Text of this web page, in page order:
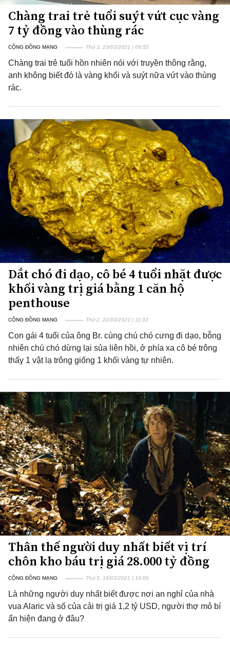
Chàng trai trẻ tuổi suýt vứt cục vàng
7 tỷ đồng vào thùng rác
CỘNG ĐỒNG MẠNG Thứ 3, 23/03/2021 | 09:55
Chàng trai trẻ tuổi hồn nhiên nói với truyền thông rằng,
anh không biết đó là vàng khối và suýt nữa vứt vào thùng
rác.
Dắt chó đi dạo, cô bé 4 tuổi nhặt được
khối vàng trị giá bằng 1 căn hộ
penthouse
CỘNG ĐỒNG MẠNG Thứ 2, 22/03/2021 | 11:33
Con gái 4 tuổi của ông Br. cùng chú chó cưng đi dạo, bỗng
nhiên chú chó dừng lại sủa liên hồi, ở phía xa cô bé trông
thấy 1 vật lạ trông giống 1 khối vàng tự nhiên.
Thân thế người duy nhất biết vị trí
chôn kho báu trị giá 28.000 tỷ đồng
CỘNG ĐỒNG MẠNG Thứ 5, 18/03/2021 | 10:06
Là những người duy nhất biết được nơi an nghỉ của nhà
vua Alaric và số của cải trị giá 1,2 tỷ USD, người thợ mỏ bí
ẩn hiện đang ở đâu?